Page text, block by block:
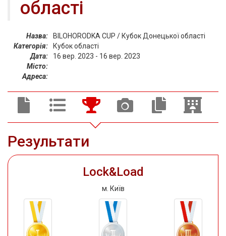
області
Назва:
BILOHORODKA CUP / Кубок Донецької області
Категорія:
Кубок області
Дата:
16 вер. 2023 - 16 вер. 2023
Місто:
Адреса:
Результати
Lock&Load
м. Київ